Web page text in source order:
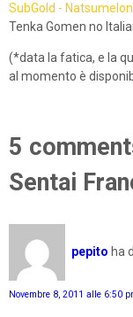
SubGold - Natsumelon
Tenka Gomen no
(*data la fatica, e la
al momento è
5
Sentai
pepito ha
Novembre 8, 2011 alle 6:50